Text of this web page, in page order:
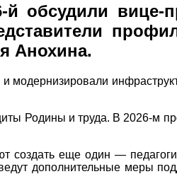
обсудили
Анохина.
модернизировали
Родины и труда. В 2026-м
еще один —
дополнительные меры